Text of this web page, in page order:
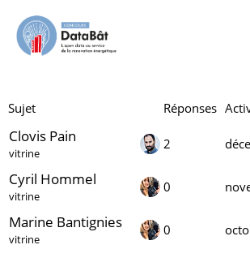
Vos référents
coéquipiers
Sujet Réponses
Clovis Pain
vitrine
2
Cyril Hommel
vitrine
0
Marine Bantignies
vitrine
0